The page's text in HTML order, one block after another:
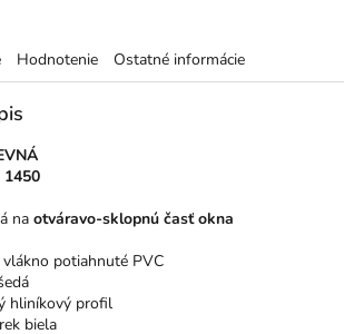
Hodnotenie Ostatné informácie
na otváravo-sklopnú časť okna
potiahnuté PVC
hliníkový profil
biela